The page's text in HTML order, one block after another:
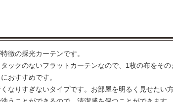
徴の採光カーテンです。
ックのないフラットカーテンなので、1枚の布をそ
おすすめです。
なりすぎないタイプです。お部屋を明るく見せたい